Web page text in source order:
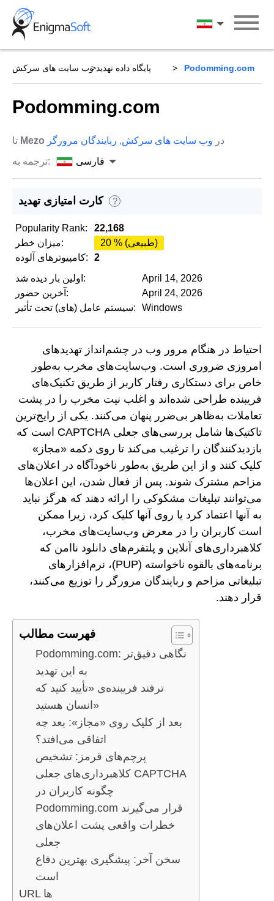
Skip
content
فارسی
پایگاه داده تهدید وب سایت های سرکش Podomming.com
Podomming.com
Mezo در وب سایت های سرکش, ربایندگان مرورگر
ترجمه به:
فارسی
کارت امتیازی تهدید ?
Popularity Rank:
22,168
میزان خطر:
20 % (طبیعی)
کامپیوترهای آلوده:
2
اولین بار دیده شد:
April 14, 2026
آخرین حضور:
April 24, 2026
سیستم عامل (های) تحت تأثیر:
Windows
احتیاط در هنگام مرور وب در چشم‌انداز تهدیدهای
امروزی ضروری است. وب‌سایت‌های مخرب به‌طور
خاص برای دستکاری رفتار کاربر از طریق تکنیک‌های
فریبنده طراحی شده‌اند و اغلب نیت مخرب را در پشت
تعاملات به‌ظاهر بی‌ضرر پنهان می‌کنند. یکی از رایج‌ترین
تاکتیک‌ها شامل بررسی‌های جعلی CAPTCHA است که
بازدیدکنندگان را ترغیب می‌کند تا روی دکمه «مجاز»
کلیک کنند و از این طریق به‌طور ناخودآگاه در اعلان‌های
مزاحم مشترک شوند. پس از فعال شدن، این اعلان‌ها
می‌توانند تبلیغات مشکوکی را ارائه دهند که هرگز نباید
به آنها اعتماد کرد یا روی آنها کلیک کرد، زیرا ممکن
است کاربران را در معرض وب‌سایت‌های مخرب،
کلاهبرداری‌های آنلاین و پلتفرم‌های دانلود ناامن که
برنامه‌های بالقوه ناخواسته (PUP)، نرم‌افزارهای
تبلیغاتی مزاحم و ربایندگان مرورگر را توزیع می‌کنند،
قرار دهند.
فهرست مطالب
Podomming.com: نگاهی دقیق‌تر
به این تهدید
ترفند فریبنده‌ی «تأیید کنید که
انسان هستید»
بعد از کلیک روی «مجاز»: بعد چه
اتفاقی می‌افتد؟
پرچم‌های قرمز: تشخیص
کلاهبرداری‌های جعلی CAPTCHA
چگونه کاربران در
Podomming.com قرار می‌گیرند
خطرات واقعی پشت اعلان‌های
جعلی
سخن آخر: پیشگیری بهترین دفاع
است
URL ها